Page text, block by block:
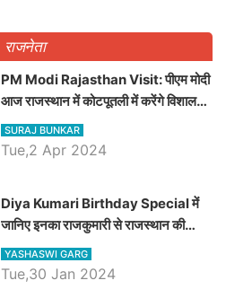
राजनेता
PM Modi Rajasthan Visit: पीएम मोदी
आज राजस्थान में कोटपूतली में करेंगे विशाल
रैली, एक सभा से 8 सीटों पर साधेगें निशाना
SURAJ BUNKAR
Tue,2 Apr 2024
Diya Kumari Birthday Special में
जानिए इनका राजकुमारी से राजस्थान की
डिप्टी सीएम बनने तक का सफर, एक क्लिक में
जाने पूरा जीवन परिचय
YASHASWI GARG
Tue,30 Jan 2024